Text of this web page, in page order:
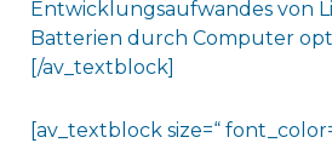
Entwicklungsaufwandes von
Batterien durch Computer
[/av_textblock]
[av_textblock size=“